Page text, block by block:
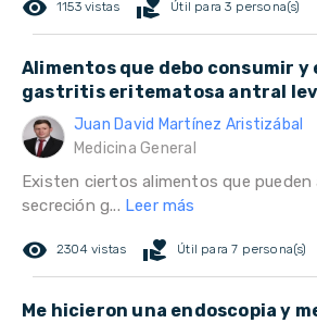
remove_red_eye 1153 vistas volunteer_activism Útil para 3 persona(s)
Alimentos que debo consumir
gastritis eritematosa antral
Juan David Martínez Aristizábal
Medicina General
Existen ciertos alimentos que pueden
secreción g... Leer más
remove_red_eye 2304 vistas volunteer_activism Útil para 7 persona(s)
Me hicieron una endoscopia y